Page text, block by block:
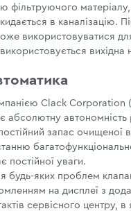
фільтруючого
в каналізацію.
використовуватися
Clack
абсолютну автономність
запас очищеної
постійної уваги.
будь-яких проблем
на дисплеї з
сервісного центру, в